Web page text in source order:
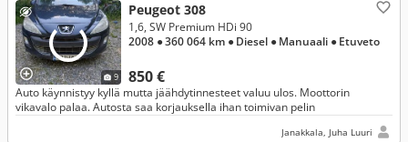
9
Peugeot 308
850 €
1,6, SW Premium HDi 90
2008 ● 360 064 km ● Diesel ● Manuaali ● Etuveto
Auto käynnistyy kyllä mutta jäähdytinnesteet valuu ulos. Moottorin
vikavalo palaa. Autosta saa korjauksella ihan toimivan pelin
Janakkala, Juha Luuri